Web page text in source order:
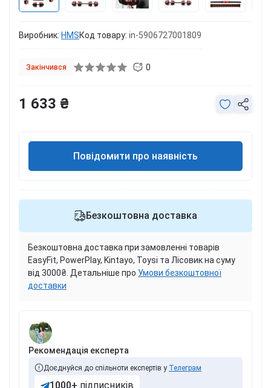
Виробник: HMSКод товару: in-5906727001809
Закінчився 0
1 633 ₴
Повідомити про наявність
Безкоштовна доставка
Безкоштовна доставка при замовленні товарів
EasyFit, PowerPlay, Kintayo, Toysi та Лісовик на суму
від 3000₴. Детальніше про Умови безкоштовної
доставки
Рекомендація експерта
Доєднуйся до спільноти експертів у Телеграм
1000+ підписників